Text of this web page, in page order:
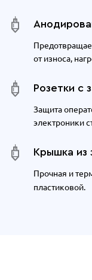
от износа,
Розетки с
Защита
электроники
Крышка из
Прочная и
пластиковой.